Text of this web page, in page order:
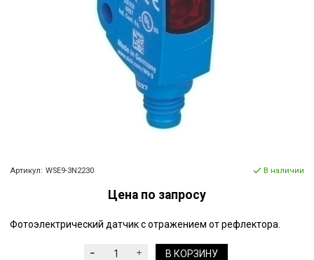
Артикул: WSE9-3N2230 В наличии
Цена по запросу
Фотоэлектрический датчик с отражением от рефлектора.
В КОРЗИНУ